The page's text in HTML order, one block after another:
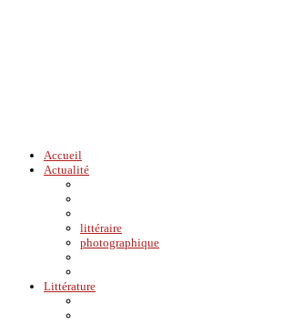
Accueil
Actualité
littéraire
photographique
Littérature